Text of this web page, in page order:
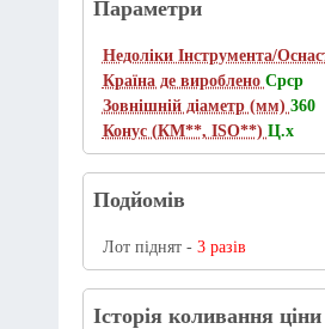
Параметри
Недоліки Інструмента/
Країна де вироблено Срср
Зовнішній діаметр (мм) 360
Конус (КМ**, ISO**) Ц.х
Подйомів
Лот піднят - 3 разів
Історія коливання ціни